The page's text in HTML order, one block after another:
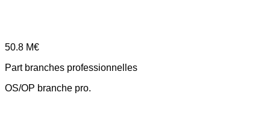
50.8 M€
Part branches professionnelles
OS/OP branche pro.